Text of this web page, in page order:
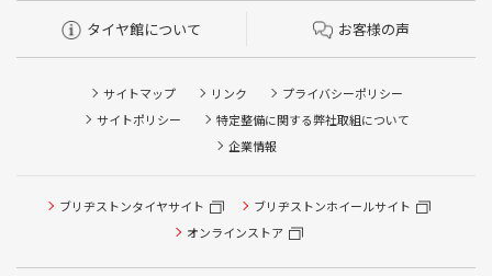
タイヤ館について お客様の声
サイトマップ リンク
プライバシーポリシー
サイトポリシー
特定整備に関する弊社取組について
企業情報
ブリヂストンタイヤサイト
ブリヂストンホイールサイト
オンラインストア
タイヤ点検・安全点検/タイヤ履き替え/オイル交換/その他
ピット作業の予約